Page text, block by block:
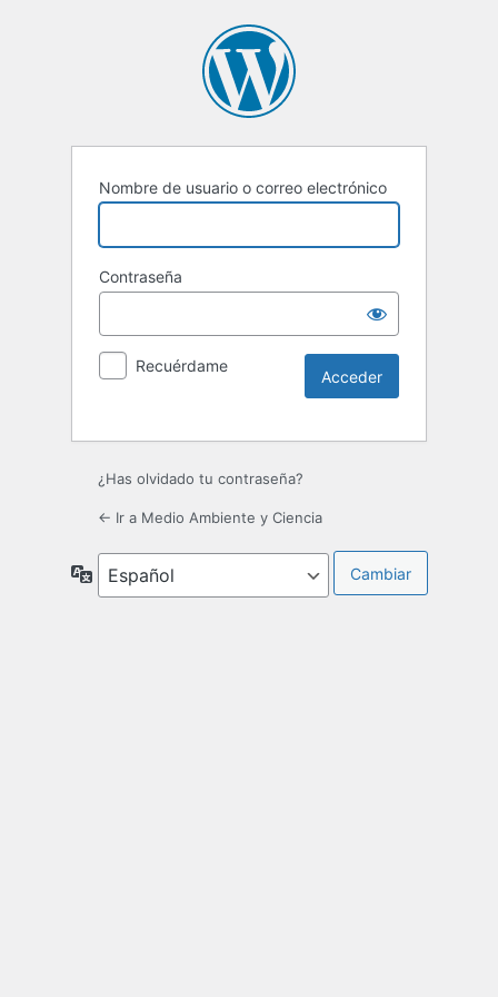
Nombre de usuario o correo electrónico
Contraseña
Recuérdame
¿Has olvidado tu contraseña?
← Ir a Medio Ambiente y Ciencia
Idioma